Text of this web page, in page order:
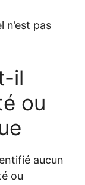
n’est pas
il
ou
aucun
ou